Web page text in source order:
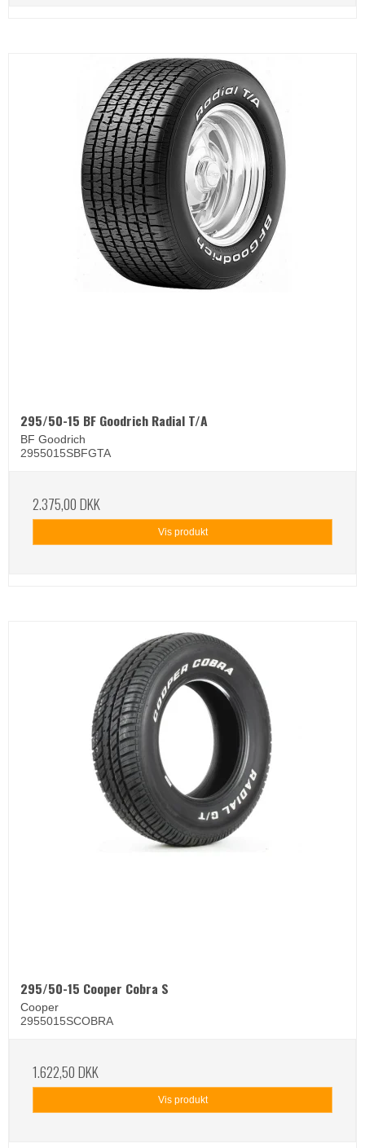
295/50-15 BF Goodrich Radial T/A
BF Goodrich
2955015SBFGTA
2.375,00 DKK
Vis produkt
295/50-15 Cooper Cobra S
Cooper
2955015SCOBRA
1.622,50 DKK
Vis produkt